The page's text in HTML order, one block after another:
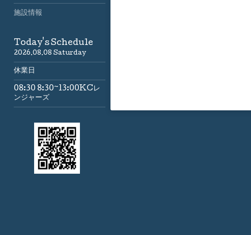
施設情報
Today's Schedule
2026.08.08 Saturday
休業日
08:30 8:30~13:00KCレ
ンジャーズ